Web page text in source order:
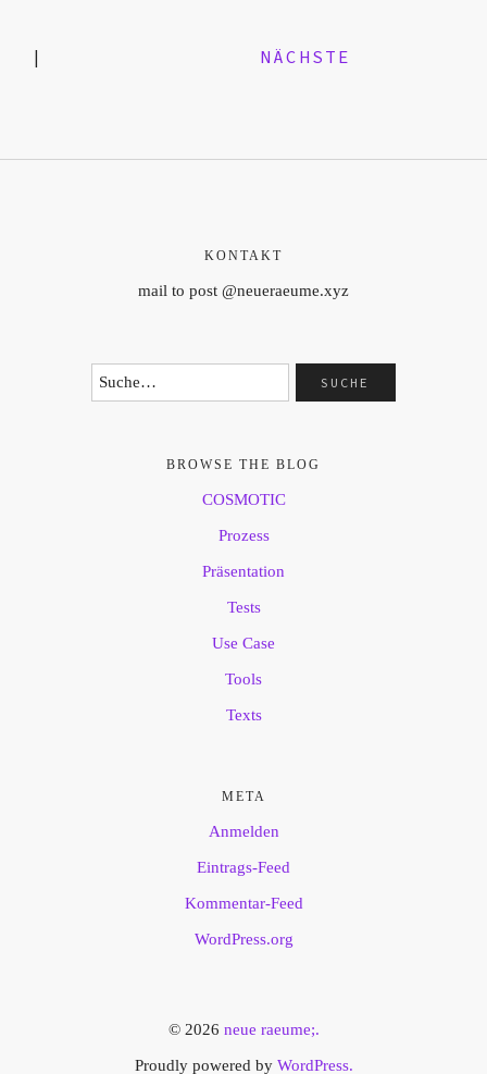
| NÄCHSTE
KONTAKT
mail to post @neueraeume.xyz
BROWSE THE BLOG
COSMOTIC
Prozess
Präsentation
Tests
Use Case
Tools
Texts
META
Anmelden
Eintrags-Feed
Kommentar-Feed
WordPress.org
© 2026 neue raeume;.
Proudly powered by WordPress.